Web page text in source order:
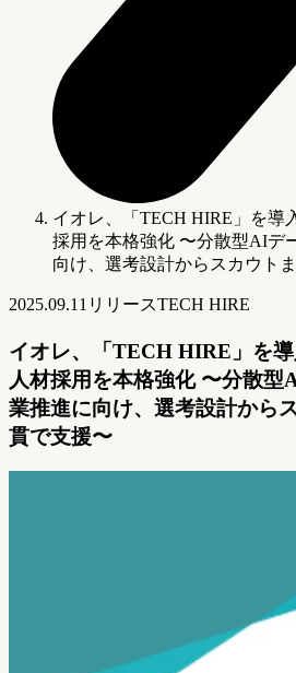
イオレ、「TECH HIRE」を導
採用を本格強化 〜分散型AIデ
向け、選考設計からスカウト
2025.09.11 リリースTECH HIRE
イオレ、「TECH HIRE」を
人材採用を本格強化 〜分散型
業推進に向け、選考設計から
貫で支援〜